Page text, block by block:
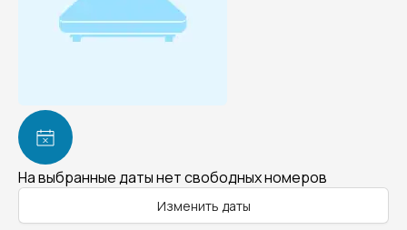
На выбранные даты нет свободных номеров
Изменить даты